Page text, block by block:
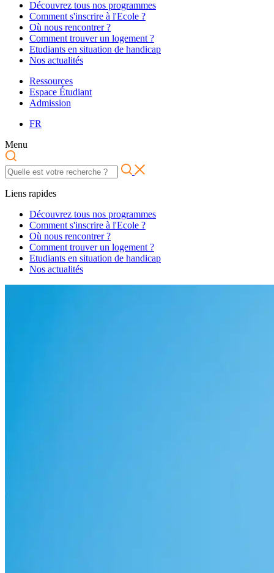
Découvrez tous nos programmes
Comment s'inscrire à l'Ecole ?
Où nous rencontrer ?
Comment trouver un logement ?
Etudiants en situation de handicap
Nos actualités
Ressources
Espace Étudiant
Admission
FR
Menu
Liens rapides
Découvrez tous nos programmes
Comment s'inscrire à l'Ecole ?
Où nous rencontrer ?
Comment trouver un logement ?
Etudiants en situation de handicap
Nos actualités